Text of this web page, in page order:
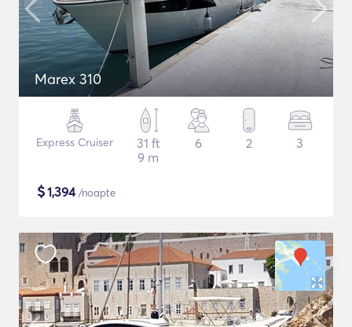
Marex 310
Express Cruiser
31 ft
9 m
6 2 3
$1,394/noapte